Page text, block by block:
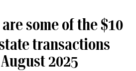
some of the $10
transactions
2025